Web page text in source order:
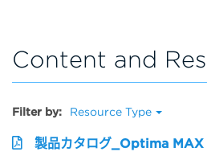
Content and
Filter by: Resource Type
製品カタログ_Optima MAX